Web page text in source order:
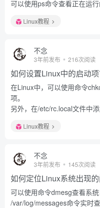
可以使用ps命令查看正在运行
Linux教程
不念
3年前发布 216次阅读
如何设置Linux中的启动项
在Linux中，可以使用命令
项。
另外，在/etc/rc.local文件中
Linux教程
不念
3年前发布 145次阅读
如何定位Linux系统出现的
可以使用命令dmesg查看系
/var/log/messages命令实时查